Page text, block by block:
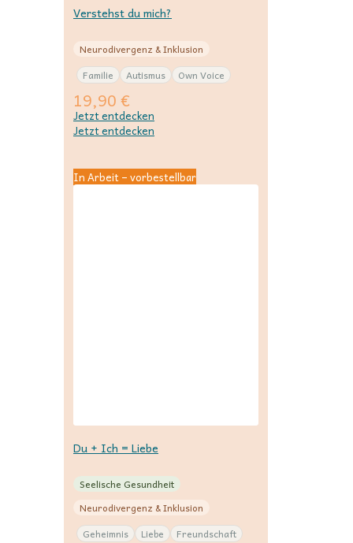
Verstehst du mich?
Neurodivergenz & Inklusion
Familie
Autismus Own Voice
19,90€
Jetzt entdecken
Jetzt entdecken
In Arbeit – vorbestellbar
Du + Ich = Liebe
Seelische Gesundheit
Neurodivergenz & Inklusion
Geheimnis
Liebe Freundschaft